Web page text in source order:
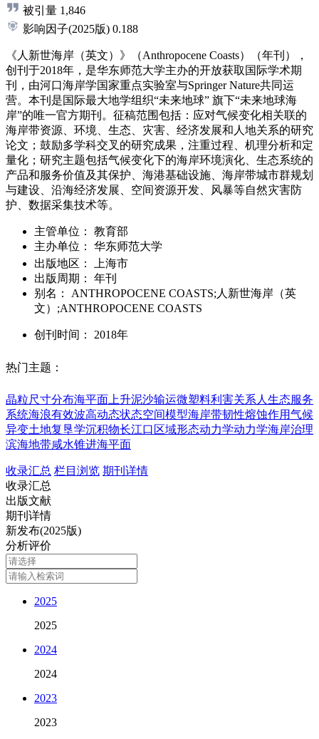
被引量 1,846
影响因子(2025版) 0.188
《人新世海岸（英文）》（Anthropocene Coasts）（年刊），
创刊于2018年，是华东师范大学主办的开放获取国际学术期
刊，由河口海岸学国家重点实验室与Springer Nature共同运
营。本刊是国际最大地学组织“未来地球” 旗下“未来地球海
岸”的唯一官方期刊。征稿范围包括：应对气候变化相关联的
海岸带资源、环境、生态、灾害、经济发展和人地关系的研究
论文；鼓励多学科交叉的研究成果，注重过程、机理分析和定
量化；研究主题包括气候变化下的海岸环境演化、生态系统的
产品和服务价值及其保护、海港基础设施、海岸带城市群规划
与建设、沿海经济发展、空间资源开发、风暴等自然灾害防
护、数据采集技术等。
主管单位：
教育部
主办单位：
华东师范大学
出版地区：
上海市
出版周期：
年刊
别名：
ANTHROPOCENE COASTS;人新世海岸（英
文）;ANTHROPOCENE COASTS
创刊时间： 2018年
热门主题：
晶粒尺寸分布海平面上升泥沙输运微塑料利害关系人 生态服务
系统海浪有效波高动态状态空间模型海岸带韧性熔蚀作用气候
异变土地复垦学沉积物长江口区域形态动力学动力学海岸治理
滨海地带咸水锥进海平面
收录汇总 栏目浏览 期刊详情
收录汇总
出版文献
期刊详情
新发布(2025版)
分析评价
2025
2025
2024
2024
2023
2023